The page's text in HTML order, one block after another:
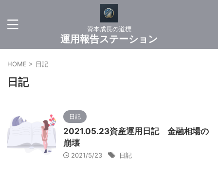
資本成長の道標
運用報告ステーション
HOME > 日記
日記
日記
2021.05.23資産運用日記 金融相場の
崩壊
2021/5/23 日記